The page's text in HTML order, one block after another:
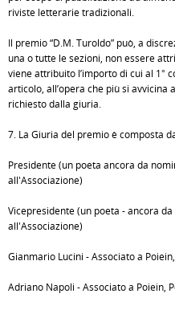
riviste letterarie tradizionali.
Il premio “D.M. Turoldo” può, a
una o tutte le sezioni, non essere
viene attribuito l’importo di cui al 1°
articolo, all’opera che più si avvicina
richiesto dalla giuria.
7. La Giuria del premio è composta
Presidente (un poeta ancora da
all'Associazione)
Vicepresidente (un poeta - ancora
all'Associazione)
Gianmario Lucini - Associato a
Adriano Napoli - Associato a Poiein,